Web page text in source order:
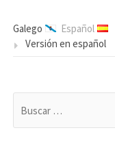
Galego
Español
Versión en español